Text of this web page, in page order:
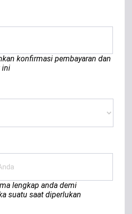
konfirmasi pembayaran dan
ini
lengkap anda demi
suatu saat diperlukan